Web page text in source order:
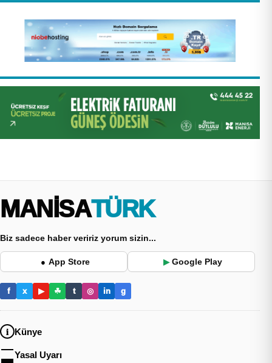
MANİSA TÜRK
Biz sadece haber veririz yorum sizin...
● App Store ▶ Google Play
f x ▶ ☘ t ◎ in g
Künye
Yasal Uyarı